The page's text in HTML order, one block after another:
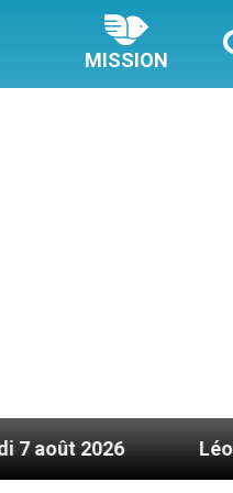
MISSION
Léon XIV en